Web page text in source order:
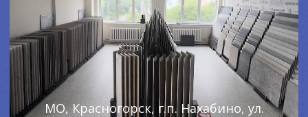
МО, Красногорск, г.п. Нахабино, ул.